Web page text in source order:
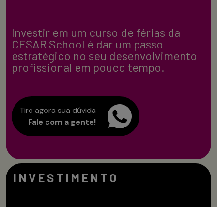
Investir em um curso de férias da
CESAR School é dar um passo
estratégico no seu desenvolvimento
profissional em pouco tempo.
Tire agora sua dúvida
Fale com a gente!
INVESTIMENTO